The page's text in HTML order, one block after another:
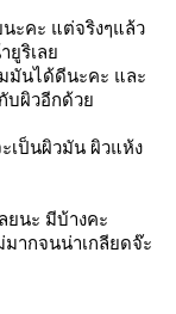
ะคะ แต่จริงๆแล้ว
ยูริเล
มันได้ดีนะคะ และ
บผิวอีกด้ว
เป็นผิวมัน ผิวแห้ง
ยนะ มีบ้างคะ
ากจนน่าเกลียดจ๊ะ